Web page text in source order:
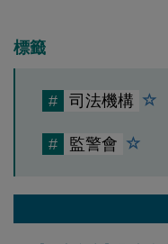
標籤
# 司法機構
# 監警會